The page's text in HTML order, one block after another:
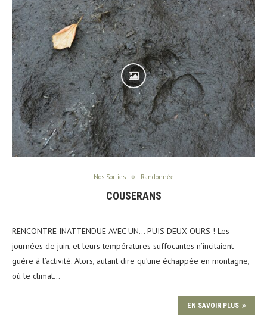
Nos Sorties Randonnée
COUSERANS
RENCONTRE INATTENDUE AVEC UN… PUIS DEUX OURS ! Les
journées de juin, et leurs températures suffocantes n’incitaient
guère à l’activité. Alors, autant dire qu’une échappée en montagne,
où le climat…
EN SAVOIR PLUS